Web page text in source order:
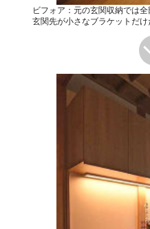
ビフォア：元の玄関収納では
玄関先が小さなブラケットだけ